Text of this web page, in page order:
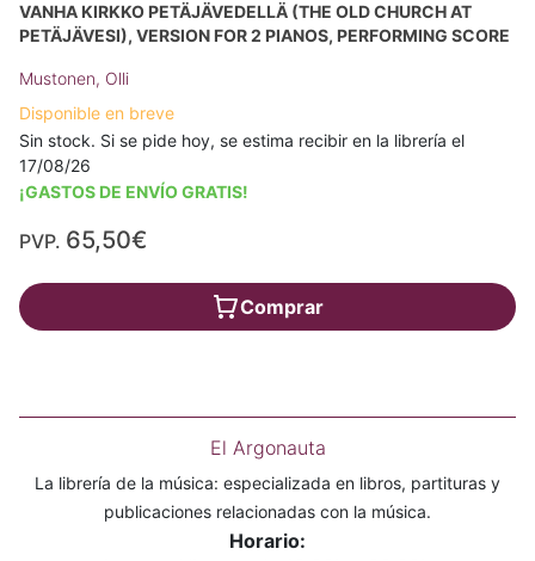
VANHA KIRKKO PETÄJÄVEDELLÄ (THE OLD CHURCH AT
PETÄJÄVESI), VERSION FOR 2 PIANOS, PERFORMING SCORE
Mustonen, Olli
Disponible en breve
Sin stock. Si se pide hoy, se estima recibir en la librería el
17/08/26
¡GASTOS DE ENVÍO GRATIS!
PVP. 65,50€
Comprar
El Argonauta
La librería de la música: especializada en libros, partituras y
publicaciones relacionadas con la música.
Horario: